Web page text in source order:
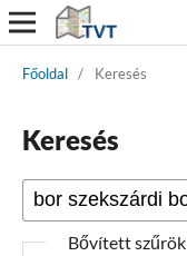
Főoldal / Keresés
Keresés
Bővített szűrök